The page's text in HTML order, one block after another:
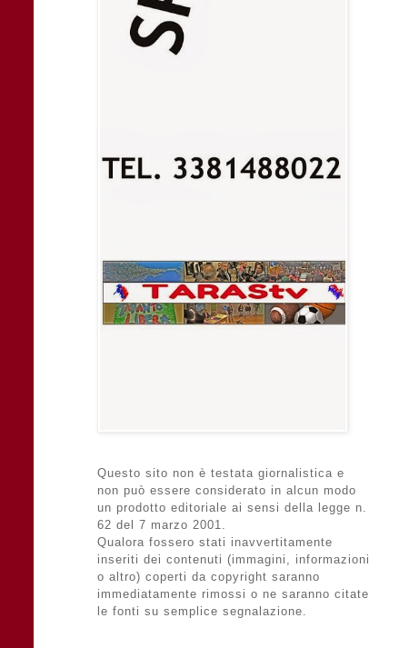
Questo sito non è testata giornalistica e
non può essere considerato in alcun modo
un prodotto editoriale ai sensi della legge n.
62 del 7 marzo 2001.
Qualora fossero stati inavvertitamente
inseriti dei contenuti (immagini, informazioni
o altro) coperti da copyright saranno
immediatamente rimossi o ne saranno citate
le fonti su semplice segnalazione.